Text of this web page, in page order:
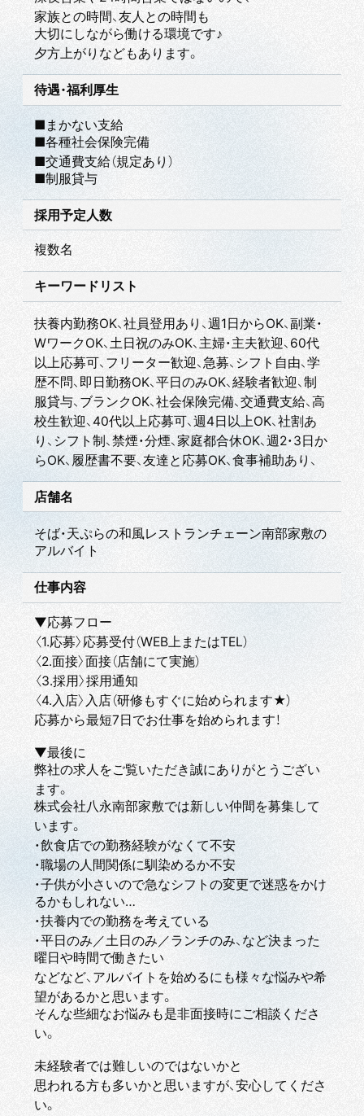
家族との時間、友人との時間も
大切にしながら働ける環境です♪
夕方上がりなどもあります。
待遇・福利厚生
■まかない支給
■各種社会保険完備
■交通費支給（規定あり）
■制服貸与
採用予定人数
複数名
キーワードリスト
扶養内勤務OK、社員登用あり、週1日からOK、副業・
WワークOK、土日祝のみOK、主婦・主夫歓迎、60代
以上応募可、フリーター歓迎、急募、シフト自由、学
歴不問、即日勤務OK、平日のみOK、経験者歓迎、制
服貸与、ブランクOK、社会保険完備、交通費支給、高
校生歓迎、40代以上応募可、週4日以上OK、社割あ
り、シフト制、禁煙・分煙、家庭都合休OK、週2・3日か
らOK、履歴書不要、友達と応募OK、食事補助あり、
店舗名
そば・天ぷらの和風レストランチェーン南部家敷の
アルバイト
仕事内容
▼応募フロー
〈1.応募〉応募受付（WEB上またはTEL）
〈2.面接〉面接（店舗にて実施）
〈3.採用〉採用通知
〈4.入店〉入店（研修もすぐに始められます★）
応募から最短7日でお仕事を始められます！
▼最後に
弊社の求人をご覧いただき誠にありがとうござい
ます。
株式会社八永南部家敷では新しい仲間を募集して
います。
・飲食店での勤務経験がなくて不安
・職場の人間関係に馴染めるか不安
・子供が小さいので急なシフトの変更で迷惑をかけ
るかもしれない…
・扶養内での勤務を考えている
・平日のみ／土日のみ／ランチのみ、など決まった
曜日や時間で働きたい
などなど、アルバイトを始めるにも様々な悩みや希
望があるかと思います。
そんな些細なお悩みも是非面接時にご相談くださ
い。
未経験者では難しいのではないかと
思われる方も多いかと思いますが、安心してくださ
い。